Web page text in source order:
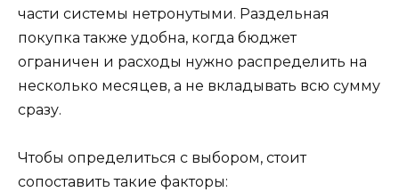
части системы нетронутыми. Раздельная
покупка также удобна, когда бюджет
ограничен и расходы нужно распределить на
несколько месяцев, а не вкладывать всю сумму
сразу.
Чтобы определиться с выбором, стоит
сопоставить такие факторы: